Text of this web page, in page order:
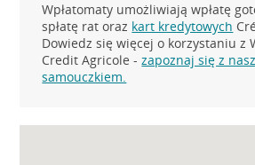
Wpłatomaty umożliwiają wpłatę
spłatę rat oraz kart kredytowych
Dowiedz się więcej o korzystaniu z
Credit Agricole -zapoznaj się z
samouczkiem.